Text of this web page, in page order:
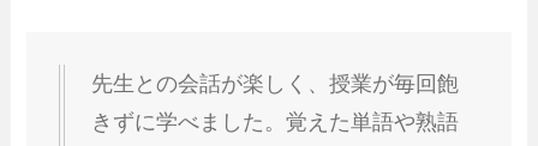
先生との会話が楽しく、授業が毎回飽
きずに学べました。覚えた単語や熟語